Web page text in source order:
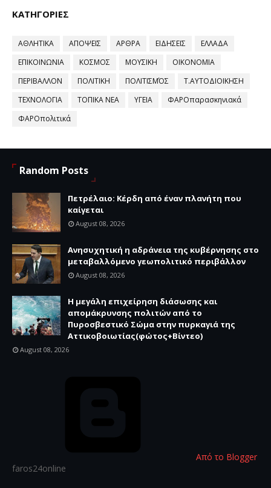
ΚΑΤΗΓΟΡΙΕΣ
ΑΘΛΗΤΙΚΑ ΑΠΟΨΕΙΣ ΑΡΘΡΑ ΕΙΔΗΣΕΙΣ
ΕΛΛΑΔΑ
ΕΠΙΚΟΙΝΩΝΙΑ
ΚΟΣΜΟΣ ΜΟΥΣΙΚΗ
ΟΙΚΟΝΟΜΙΑ
ΠΕΡΙΒΑΛΛΟΝ
ΠΟΛΙΤΙΚΗ ΠΟΛΙΤΙΣΜΌΣ
Τ.ΑΥΤΟΔΙΟΙΚΗΣΗ
ΤΕΧΝΟΛΟΓΙΑ
ΤΟΠΙΚΑ ΝΕΑ ΥΓΕΙΑ
ΦΑΡΟπαρασκηνιακά
ΦΑΡΟπολιτικά
Random Posts
Πετρέλαιο: Κέρδη από έναν πλανήτη που
καίγεται
August 08, 2026
Ανησυχητική η αδράνεια της κυβέρνησης στο
μεταβαλλόμενο γεωπολιτικό περιβάλλον
August 08, 2026
Η μεγάλη επιχείρηση διάσωσης και
απομάκρυνσης πολιτών από το
Πυροσβεστικό Σώμα στην πυρκαγιά της
Αττικοβοιωτίας(φώτος+Βίντεο)
August 08, 2026
Από το Blogger
faros24online